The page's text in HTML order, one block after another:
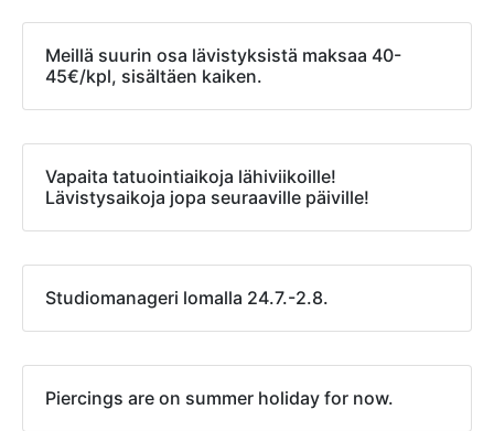
Meillä suurin osa lävistyksistä maksaa 40-
45€/kpl, sisältäen kaiken.
Vapaita tatuointiaikoja lähiviikoille!
Lävistysaikoja jopa seuraaville päiville!
Studiomanageri lomalla 24.7.-2.8.
Piercings are on summer holiday for now.